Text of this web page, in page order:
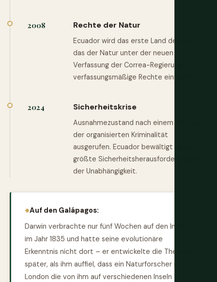
2008 Rechte der Natur
Ecuador wird das erste Land der Erde,
das der Natur unter der neuen
Verfassung der Correa-Regierung
verfassungsmäßige Rechte einräumt.
2024 Sicherheitskrise
Ausnahmezustand nach einem Anstieg
der organisierten Kriminalität
ausgerufen. Ecuador bewältigt seine
größte Sicherheitsherausforderung seit
der Unabhängigkeit.
Auf den Galápagos:
Darwin verbrachte nur fünf Wochen auf den Inseln
im Jahr 1835 und hatte seine evolutionäre
Erkenntnis nicht dort – er entwickelte die Theorie
später, als ihm auffiel, dass ein Naturforscher in
London die von ihm auf verschiedenen Inseln